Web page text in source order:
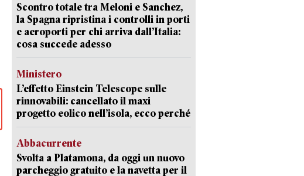
Scontro totale tra Meloni e Sanchez,
la Spagna ripristina i controlli in porti
e aeroporti per chi arriva dall’Italia:
cosa succede adesso
Ministero
L’effetto Einstein Telescope sulle
rinnovabili: cancellato il maxi
progetto eolico nell’isola, ecco perché
Abbacurrente
Svolta a Platamona, da oggi un nuovo
parcheggio gratuito e la navetta per il